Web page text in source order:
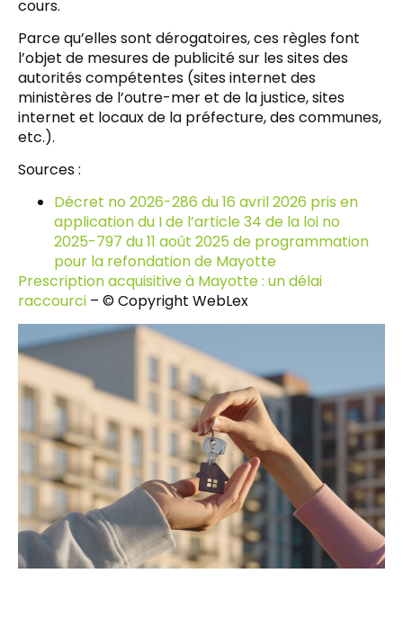
cours.
Parce qu’elles sont dérogatoires, ces règles font
l’objet de mesures de publicité sur les sites des
autorités compétentes (sites internet des
ministères de l’outre-mer et de la justice, sites
internet et locaux de la préfecture, des communes,
etc.).
Sources :
Décret no 2026-286 du 16 avril 2026 pris en
application du I de l’article 34 de la loi no
2025-797 du 11 août 2025 de programmation
pour la refondation de Mayotte
Prescription acquisitive à Mayotte : un délai
raccourci – © Copyright WebLex